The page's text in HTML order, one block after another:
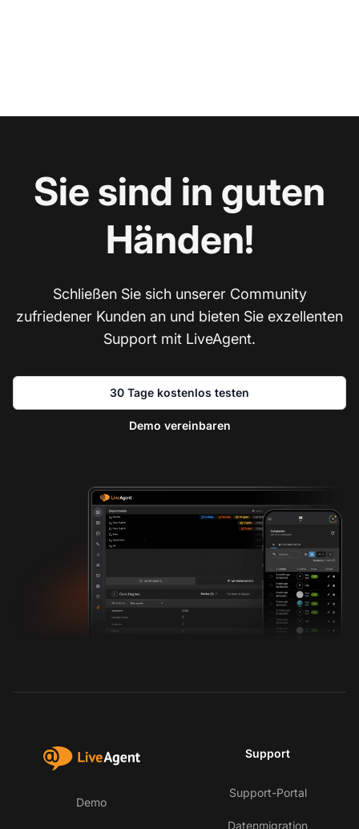
Sie sind in guten
Händen!
Schließen Sie sich unserer Community
zufriedener Kunden an und bieten Sie exzellenten
Support mit LiveAgent.
30 Tage kostenlos testen
Demo vereinbaren
Demo
Support
Support-Portal
Datenmigration